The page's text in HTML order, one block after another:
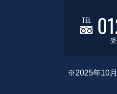
TEL
※2025年10月